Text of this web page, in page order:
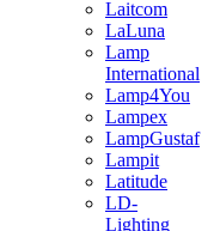
Laitcom
LaLuna
Lamp
International
Lamp4You
Lampex
LampGustaf
Lampit
Latitude
LD-
Lighting